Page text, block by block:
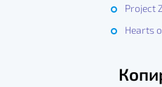
Project
Hearts